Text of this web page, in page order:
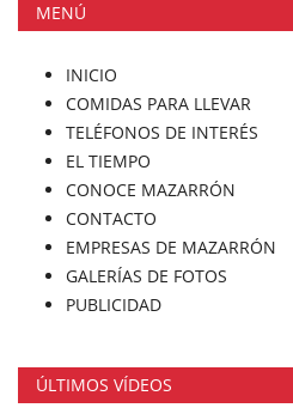
MENÚ
INICIO
COMIDAS PARA LLEVAR
TELÉFONOS DE INTERÉS
EL TIEMPO
CONOCE MAZARRÓN
CONTACTO
EMPRESAS DE MAZARRÓN
GALERÍAS DE FOTOS
PUBLICIDAD
ÚLTIMOS VÍDEOS